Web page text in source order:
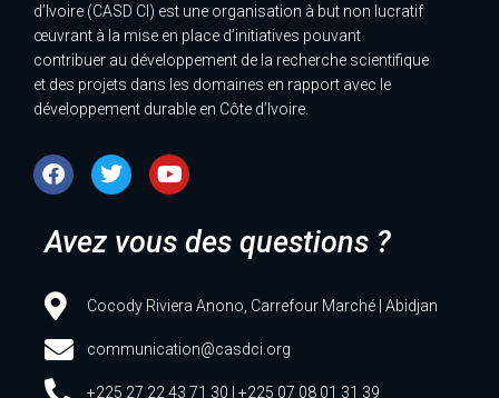
d’Ivoire (CASD CI) est une organisation à but non lucratif
œuvrant à la mise en place d’initiatives pouvant
contribuer au développement de la recherche scientifique
et des projets dans les domaines en rapport avec le
développement durable en Côte d’Ivoire.
Avez vous des questions ?
Cocody Riviera Anono, Carrefour Marché | Abidjan
communication@casdci.org
+225 27 22 43 71 30 | +225 07 08 01 31 39